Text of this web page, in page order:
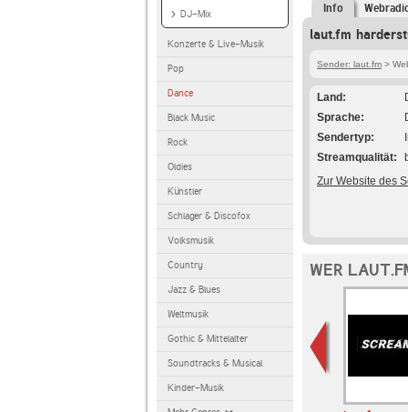
DJ-Mix
Konzerte & Live-Musik
Pop
Dance
Black Music
Rock
Oldies
Künstler
Schlager & Discofox
Volksmusik
Country
Jazz & Blues
Weltmusik
Gothic & Mittelalter
Soundtracks & Musical
Kinder-Musik
Info
laut.fm
Sender: laut.fm >
Land
Sprache
Sendertyp
Streamqualität
Zur Website des
WER